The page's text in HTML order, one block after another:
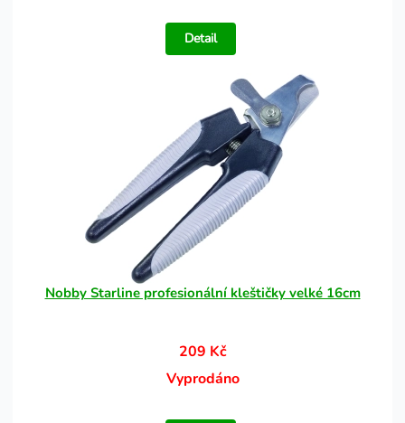
Detail
Nobby Starline profesionální kleštičky velké 16cm
209 Kč
Vyprodáno